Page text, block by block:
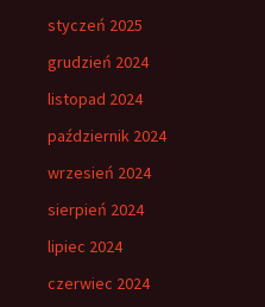
styczeń 2025
grudzień 2024
listopad 2024
październik 2024
wrzesień 2024
sierpień 2024
lipiec 2024
czerwiec 2024